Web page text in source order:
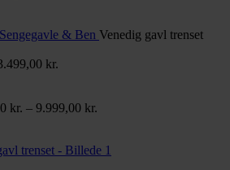
Sengegavle & Ben Venedig gavl trenset
kr.
3.499,00 kr.
kr. – 9.999,00 kr.
9.999,00 kr.